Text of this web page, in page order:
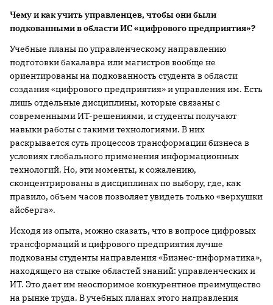
Чему и как учить управленцев, чтобы они были
подкованными в области ИС «цифрового предприятия»?
Учебные планы по управленческому направлению
подготовки бакалавра или магистров вообще не
ориентированы на подкованность студента в области
создания «цифрового предприятия» и управления им. Есть
лишь отдельные дисциплины, которые связаны с
современными ИТ-решениями, и студенты получают
навыки работы с такими технологиями. В них
раскрывается суть процессов трансформации бизнеса в
условиях глобального применения информационных
технологий. Но, эти моменты, к сожалению,
сконцентрированы в дисциплинах по выбору, где, как
правило, объем часов позволяет увидеть только «верхушки
айсберга».
Исходя из опыта, можно сказать, что в вопросе цифровых
трансформаций и цифрового предприятия лучше
подкованы студенты направления «Бизнес-информатика»,
находящего на стыке областей знаний: управленческих и
ИТ. Это дает им неоспоримое конкурентное преимущество
на рынке труда. В учебных планах этого направления